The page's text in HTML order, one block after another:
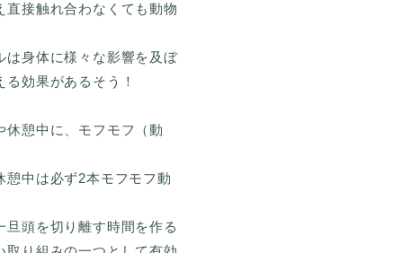
直接触れ合わなくても動物
は身体に様々な影響を及ぼ
効果があるそう！
休憩中に、モフモフ（動
憩中は必ず2本モフモフ動
頭を切り離す時間を作る